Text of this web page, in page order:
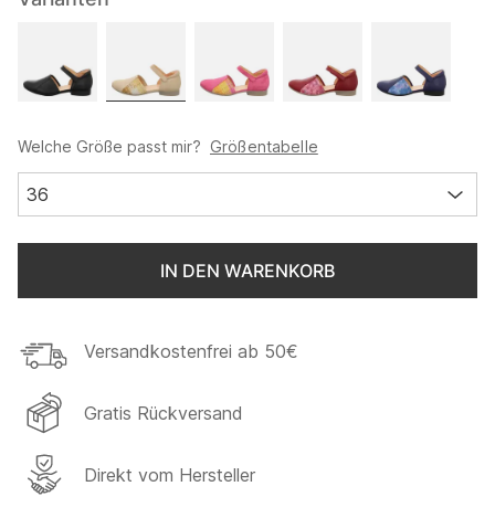
Welche Größe passt mir? Größentabelle
36
IN DEN WARENKORB
Versandkostenfrei ab 50€
Gratis Rückversand
Direkt vom Hersteller